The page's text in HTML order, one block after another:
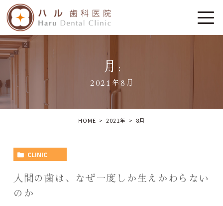
月:
2021年8月
HOME 2021年 8月
CLINIC
人間の歯は、なぜ一度しか生えかわらない
のか